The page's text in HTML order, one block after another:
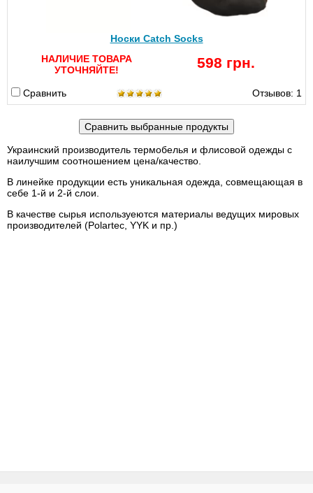
Носки Catch Socks
НАЛИЧИЕ ТОВАРА
УТОЧНЯЙТЕ!
598 грн.
Сравнить Отзывов: 1
Украинский производитель термобелья и флисовой одежды с
наилучшим соотношением цена/качество.
В линейке продукции есть уникальная одежда, совмещающая в
себе 1-й и 2-й слои.
В качестве сырья используеются материалы ведущих мировых
производителей (Polartec, YYK и пр.)